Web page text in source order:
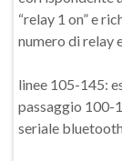
“relay 1 on” e
numero di relay
linee 105-145:
passaggio 100-
seriale